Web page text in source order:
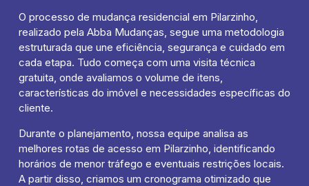
O processo de mudança residencial em Pilarzinho,
realizado pela Abba Mudanças, segue uma metodologia
estruturada que une eficiência, segurança e cuidado em
cada etapa. Tudo começa com uma visita técnica
gratuita, onde avaliamos o volume de itens,
características do imóvel e necessidades específicas do
cliente.
Durante o planejamento, nossa equipe analisa as
melhores rotas de acesso em Pilarzinho, identificando
horários de menor tráfego e eventuais restrições locais.
A partir disso, criamos um cronograma otimizado que